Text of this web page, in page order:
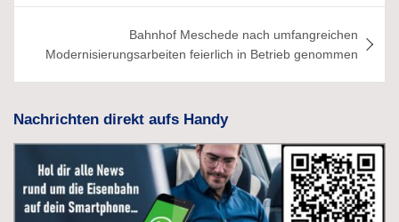
Bahnhof Meschede nach umfangreichen
Modernisierungsarbeiten feierlich in Betrieb genommen
Nachrichten direkt aufs Handy